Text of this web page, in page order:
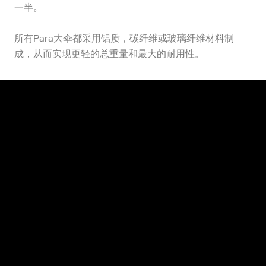
一半。
所有Para大伞都采用铝质，碳纤维或玻璃纤维材料制
成，从而实现更轻的总重量和最大的耐用性。